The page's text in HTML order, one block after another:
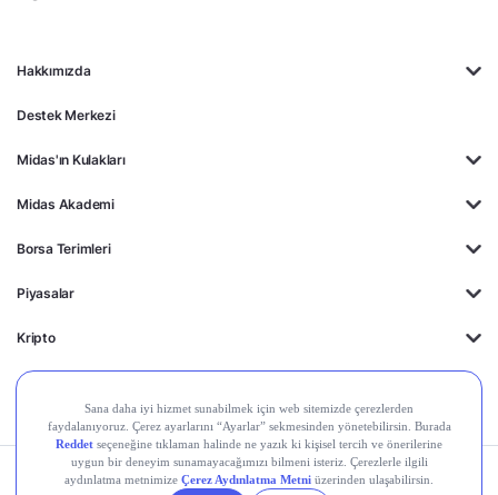
Hakkımızda
Destek Merkezi
Midas'ın Kulakları
Midas Akademi
Borsa Terimleri
Piyasalar
Kripto
Ayrıcalıklar
Kişisel Verilerin Gizlilik Yasal Çerez